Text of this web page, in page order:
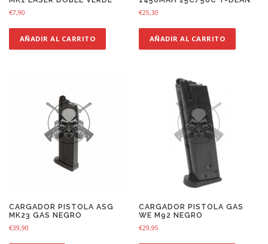
€7,90
AÑADIR AL CARRITO
€25,30
AÑADIR AL CARRITO
CARGADOR PISTOLA ASG
MK23 GAS NEGRO
€39,90
CARGADOR PISTOLA GAS
WE M92 NEGRO
€29,95